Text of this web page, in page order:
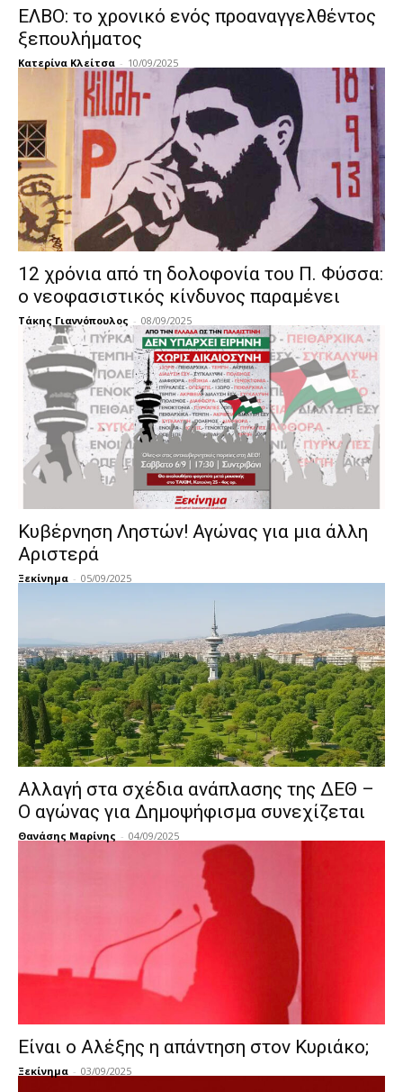
ΕΛΒΟ: το χρονικό ενός προαναγγελθέντος
ξεπουλήματος
Κατερίνα Κλείτσα - 10/09/2025
12 χρόνια από τη δολοφονία του Π. Φύσσα:
ο νεοφασιστικός κίνδυνος παραμένει
Τάκης Γιαννόπουλος - 08/09/2025
Κυβέρνηση Ληστών! Αγώνας για μια άλλη
Αριστερά
Ξεκίνημα - 05/09/2025
Αλλαγή στα σχέδια ανάπλασης της ΔΕΘ –
Ο αγώνας για Δημοψήφισμα συνεχίζεται
Θανάσης Μαρίνης - 04/09/2025
Είναι ο Αλέξης η απάντηση στον Κυριάκο;
Ξεκίνημα - 03/09/2025